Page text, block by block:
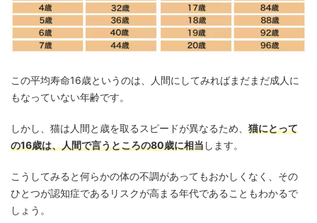
この平均寿命16歳というのは、人間にしてみればまだまだ成人に
もなっていない年齢です。
しかし、猫は人間と歳を取るスピードが異なるため、 猫にとって
の16歳は、人間で言うところの80歳に相当します。
こうしてみると何らかの体の不調があってもおかしくなく、その
ひとつが認知症であるリスクが高まる年代であることもわかるで
しょう。